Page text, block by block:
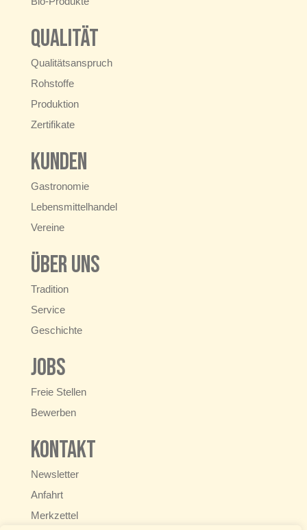
Qualität
Qualitätsanspruch
Rohstoffe
Produktion
Zertifikate
Kunden
Gastronomie
Lebensmittelhandel
Vereine
Über uns
Tradition
Service
Geschichte
Jobs
Freie Stellen
Bewerben
Kontakt
Newsletter
Anfahrt
Merkzettel